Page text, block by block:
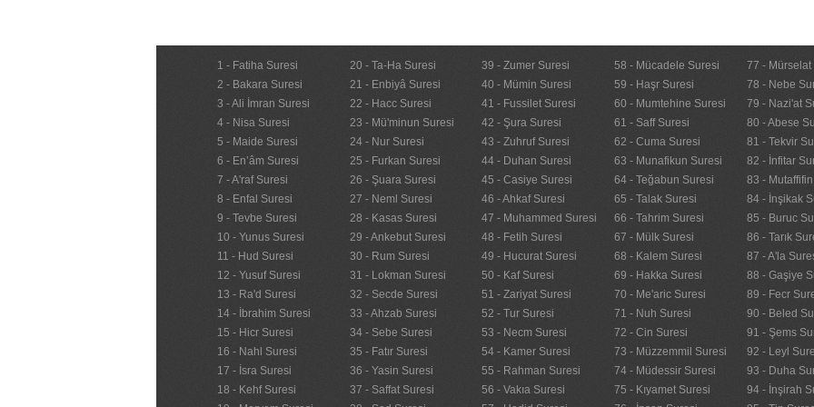
1 - Fatiha Suresi
2 - Bakara Suresi
3 - Ali İmran Suresi
4 - Nisa Suresi
5 - Maide Suresi
6 - En’âm Suresi
7 - A'raf Suresi
8 - Enfal Suresi
9 - Tevbe Suresi
10 - Yunus Suresi
11 - Hud Suresi
12 - Yusuf Suresi
13 - Ra'd Suresi
14 - İbrahim Suresi
15 - Hicr Suresi
16 - Nahl Suresi
17 - İsra Suresi
18 - Kehf Suresi
20 - Ta-Ha Suresi
21 - Enbiyâ Suresi
22 - Hacc Suresi
23 - Mü'minun Suresi
24 - Nur Suresi
25 - Furkan Suresi
26 - Şuara Suresi
27 - Neml Suresi
28 - Kasas Suresi
29 - Ankebut Suresi
30 - Rum Suresi
31 - Lokman Suresi
32 - Secde Suresi
33 - Ahzab Suresi
34 - Sebe Suresi
35 - Fatır Suresi
36 - Yasin Suresi
37 - Saffat Suresi
39 - Zumer Suresi
40 - Mümin Suresi
41 - Fussilet Suresi
42 - Şura Suresi
43 - Zuhruf Suresi
44 - Duhan Suresi
45 - Casiye Suresi
46 - Ahkaf Suresi
47 - Muhammed Suresi
48 - Fetih Suresi
49 - Hucurat Suresi
50 - Kaf Suresi
51 - Zariyat Suresi
52 - Tur Suresi
53 - Necm Suresi
54 - Kamer Suresi
55 - Rahman Suresi
56 - Vakıa Suresi
58 - Mücadele Suresi
59 - Haşr Suresi
60 - Mumtehine Suresi
61 - Saff Suresi
62 - Cuma Suresi
63 - Munafikun Suresi
64 - Teğabun Suresi
65 - Talak Suresi
66 - Tahrim Suresi
67 - Mülk Suresi
68 - Kalem Suresi
69 - Hakka Suresi
70 - Me'aric Suresi
71 - Nuh Suresi
72 - Cin Suresi
73 - Müzzemmil Suresi
74 - Müdessir Suresi
75 - Kıyamet Suresi
77 - Mürselat
78 - Nebe
79 - Nazi'at
80 - Abese
81 - Tekvir
82 - İnfitar
83 -
84 - İnşikak
85 - Buruc
86 - Tarık
87 - A'la
88 - Gaşiye
89 - Fecr
90 - Beled
91 - Şems
92 - Leyl
93 - Duha
94 - İnşirah